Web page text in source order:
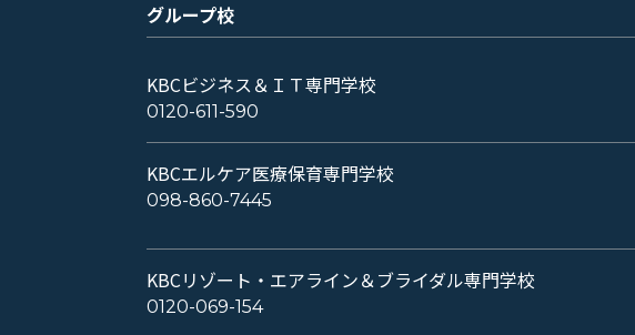
グループ校
KBCビジネス＆ＩＴ専門学校
0120-611-590
KBCエルケア医療保育専門学校
098-860-7445
KBCリゾート・エアライン＆ブライダル専門学校
0120-069-154